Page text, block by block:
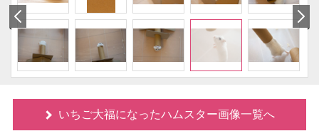
いちご大福になったハムスター画像一覧へ